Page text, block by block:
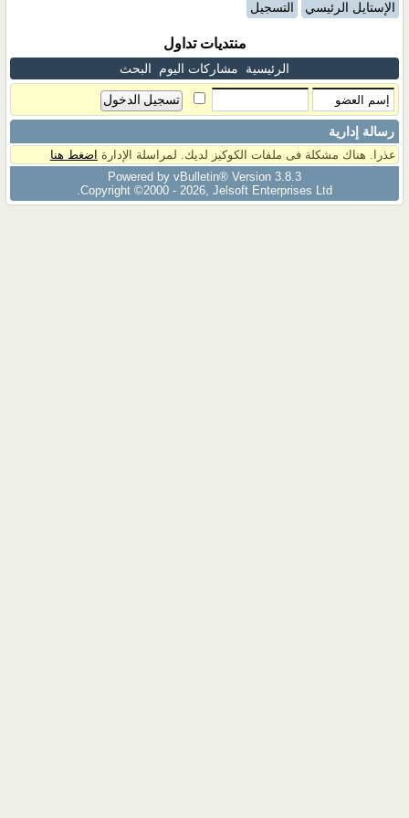
الإستايل الرئيسي التسجيل
منتديات تداول
الرئيسية مشاركات اليوم البحث
رسالة إدارية
عذرا. هناك مشكلة فى ملفات الكوكيز لديك. لمراسلة الإدارة اضغط هنا
Powered by vBulletin® Version 3.8.3
Copyright ©2000 - 2026, Jelsoft Enterprises Ltd.